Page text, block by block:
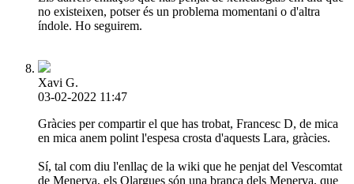
no existeixen, potser és un problema momentani o d'altra
índole. Ho seguirem.
Xavi G.
03-02-2022 11:47
Gràcies per compartir el que has trobat, Francesc D, de mica
en mica anem polint l'espesa crosta d'aquests Lara, gràcies.
Sí, tal com diu l'enllaç de la wiki que he penjat del Vescomtat
de Menerva, els Olargues són una branca dels Menerva, que